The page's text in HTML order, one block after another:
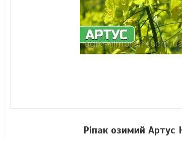
Ріпак озимий